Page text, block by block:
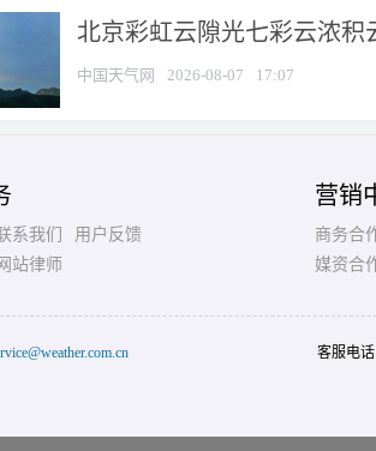
北京彩虹云隙光七彩云浓积
中国天气网 2026-08-07 17:07
系我们
用户反馈
站律师
营销
商务合
媒资合
客服电